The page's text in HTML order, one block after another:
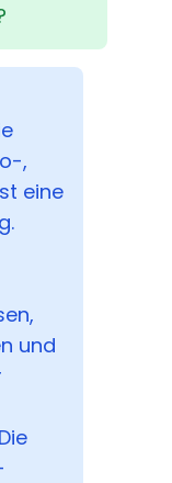
,
eine
und